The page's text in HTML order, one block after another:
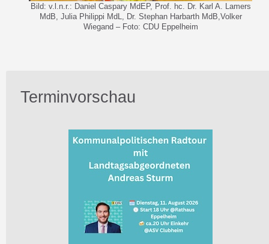
Bild: v.l.n.r.: Daniel Caspary MdEP, Prof. hc. Dr. Karl A. Lamers
MdB, Julia Philippi MdL, Dr. Stephan Harbarth MdB,Volker
Wiegand – Foto: CDU Eppelheim
Terminvorschau